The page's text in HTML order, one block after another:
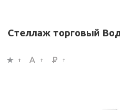
Стеллаж торговый